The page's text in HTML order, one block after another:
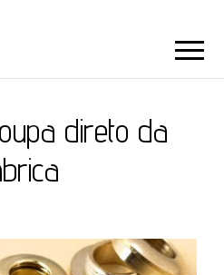
direto da